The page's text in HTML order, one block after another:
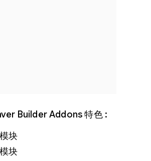
Builder Addons 特色 :
块
块